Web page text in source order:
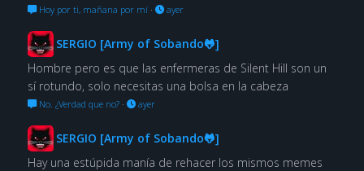
Hoy por ti, mañana por mí· ayer
SERGIO [Army of Sobando🐸]
Hombre pero es que las enfermeras de Silent Hill son un
sí rotundo, solo necesitas una bolsa en la cabeza
No. ¿Verdad que no?· ayer
SERGIO [Army of Sobando🐸]
Hay una estúpida manía de rehacer los mismos memes